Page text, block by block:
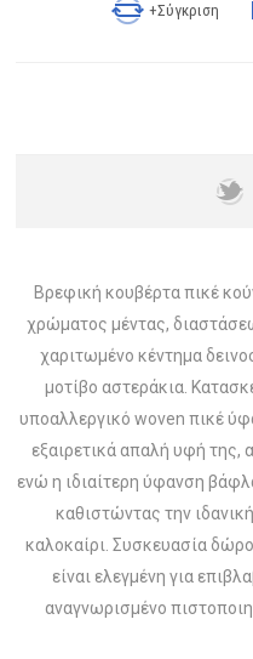
+Σύγκριση
Βρεφική κουβέρτα πικέ
χρώματος μέντας,
χαριτωμένο κέντημα
μοτίβο αστεράκια.
υποαλλεργικό woven πικέ
εξαιρετικά απαλή υφή της,
ενώ η ιδιαίτερη ύφανση
καθιστώντας την
καλοκαίρι. Συσκευασία
είναι ελεγμένη για
αναγνωρισμένο